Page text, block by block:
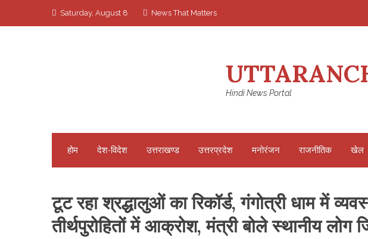
Saturday, August 8 News That Matters
Hindi News Portal
होम देश-विदेश उत्तराखण्ड उत्तरप्रदेश मनोरंजन राजनीतिक खेल
टूट रहा श्रद्धालुओं का रिकॉर्ड, गंगोत्री धाम में
तीर्थपुरोहितों में आक्रोश, मंत्री बोले स्थानीय लोग